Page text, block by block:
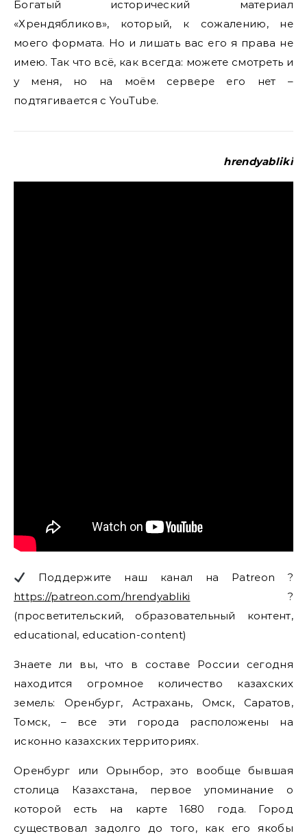
Богатый исторический материал
«Хрендябликов», который, к сожалению, не
моего формата. Но и лишать вас его я права не
имею. Так что всё, как всегда: можете смотреть и
у меня, но на моём сервере его нет –
подтягивается с YouTube.
hrendyabliki
Поддержите наш канал на Patreon ?
https://patreon.com/hrendyabliki ?
(просветительский, образовательный контент,
educational, education-content)
Знаете ли вы, что в составе России сегодня
находится огромное количество казахских
земель: Оренбург, Астрахань, Омск, Саратов,
Томск, – все эти города расположены на
исконно казахских территориях.
Оренбург или Орынбор, это вообще бывшая
столица Казахстана, первое упоминание о
которой есть на карте 1680 года. Город
существовал задолго до того, как его якобы